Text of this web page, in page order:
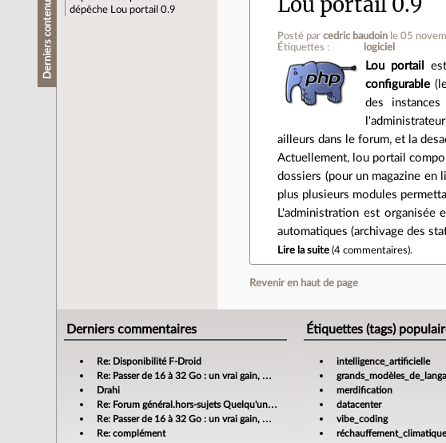
Derniers contenus
dépêche
Lou portail 0.9
Posté parcedric baudoin le 05
Étiquettes :
logiciel
Lou portail
configurable
des
ailleurs dans le forum, et la
Actuellement, lou portail
dossiers (pour un magazine en
plus plusieurs modules
L'administration est
automatiques (archivage des
Lire la suite (4 commentaires).
Revenir en haut de page
Derniers commentaires
Re: Disponibilité F-Droid
Re: Passer de 16 à 32 Go : un vrai gain, mais jusqu’où ?
Drahi
Re: Forum général.hors-sujets Quelqu'un a déjà confié sa compta à un cabinet d'expertise comptable en ligne ?
Re: Passer de 16 à 32 Go : un vrai gain, mais jusqu’où ?
Re: complément
Étiquettes (tags)
intelligence_artificielle
merdification
datacenter
vibe_coding
réchauffement_climatique